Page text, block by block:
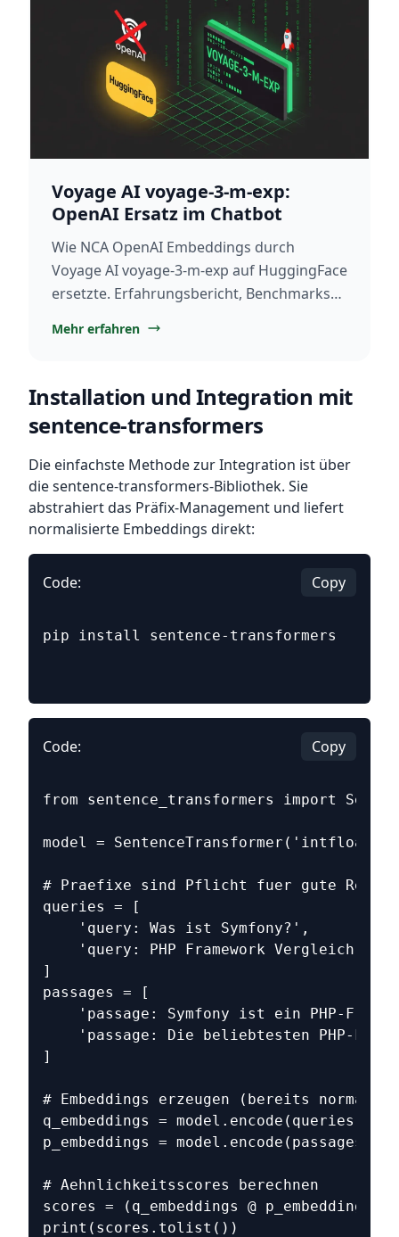
Voyage AI voyage-3-m-exp:
OpenAI Ersatz im Chatbot
Wie NCA OpenAI Embeddings durch
Voyage AI voyage-3-m-exp auf HuggingFace
ersetzte. Erfahrungsbericht, Benchmarks
Mehr erfahren
Installation und Integration mit
sentence-transformers
Die einfachste Methode zur Integration ist über
die sentence-transformers-Bibliothek. Sie
abstrahiert das Präfix-Management und liefert
normalisierte Embeddings direkt:
Code: Copy
pip install sentence-transformers
Code: Copy
from sentence_transformers import
model =
# Praefixe sind Pflicht fuer gute
queries = [
'query: Was ist Symfony?',
'query: PHP Framework Vergleich
]
passages = [
'passage: Symfony ist ein PHP-
'passage: Die beliebtesten PHP-
]
# Embeddings erzeugen (bereits
q_embeddings = model.encode(queries,
p_embeddings = model.encode(passages,
# Aehnlichkeitsscores berechnen
scores = (q_embeddings @
print(scores.tolist())